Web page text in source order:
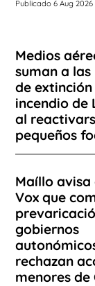
Publicado 6 Aug 2026
Medios
suman a
de extinción
incendio de
al
pequeños
Maíllo avisa
Vox que
gobiernos
rechazan
menores de